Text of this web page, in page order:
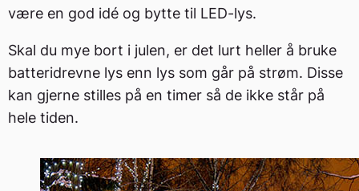
være en god idé og bytte til LED-lys.
Skal du mye bort i julen, er det lurt heller å bruke
batteridrevne lys enn lys som går på strøm. Disse
kan gjerne stilles på en timer så de ikke står på
hele tiden.